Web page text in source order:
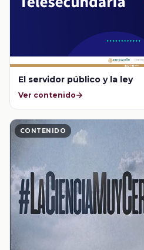
El servidor público y la ley
Ver contenido
CONTENIDO